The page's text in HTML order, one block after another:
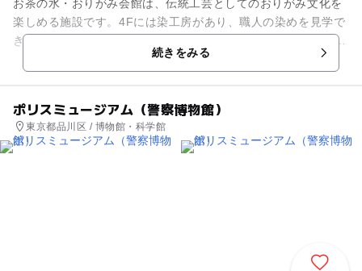
お茶の水・おりがみ会館は、伝統工芸としてのおりがみ文化を
楽しめる施設です。4Fには染工房があり、職人の染めを見学で
きます。 おりがみ・和紙工芸・和紙人形の教室があり、夏休み
続きをみる
ポリスミュージアム（警察博物館）
東京都品川区 / 博物館・科学館